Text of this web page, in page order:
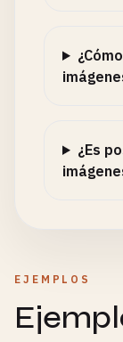
¿Es
EJEMPLOS